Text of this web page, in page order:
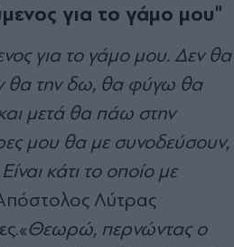
για το γάμο μου"
για το γάμο μου. Δεν θα
θα την δω, θα φύγω θα
μετά θα πάω στην
μου θα με συνοδεύσουν,
κάτι το οποίο με
Λύτρας
Θεωρώ, περνώντας ο